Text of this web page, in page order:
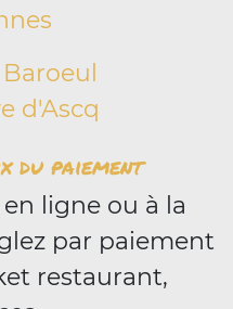
d'Ascq
du paiement
ligne ou à la
par paiement
restaurant,